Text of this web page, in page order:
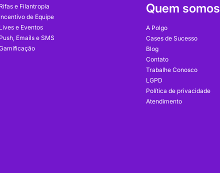
Rifas e Filantropia
Incentivo de Equipe
Lives e Eventos
Push, Emails e SMS
Quem somos
A Polgo
Cases de Sucesso
Blog
Contato
Trabalhe Conosco
LGPD
Política de privacidade
Atendimento